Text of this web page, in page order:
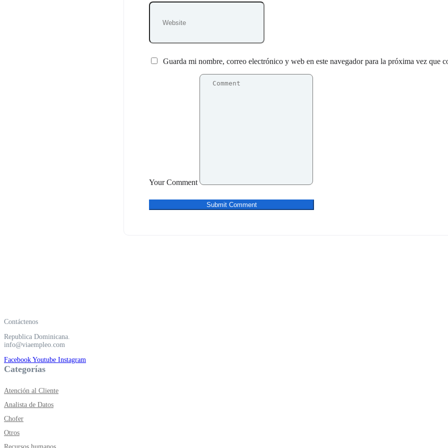
Guarda mi nombre, correo electrónico y web en este navegador para la próxima vez que
Your Comment
Contáctenos
Republica Dominicana.
info@viaempleo.com
Facebook Youtube Instagram
Categorías
Atención al Cliente
Analista de Datos
Chofer
Otros